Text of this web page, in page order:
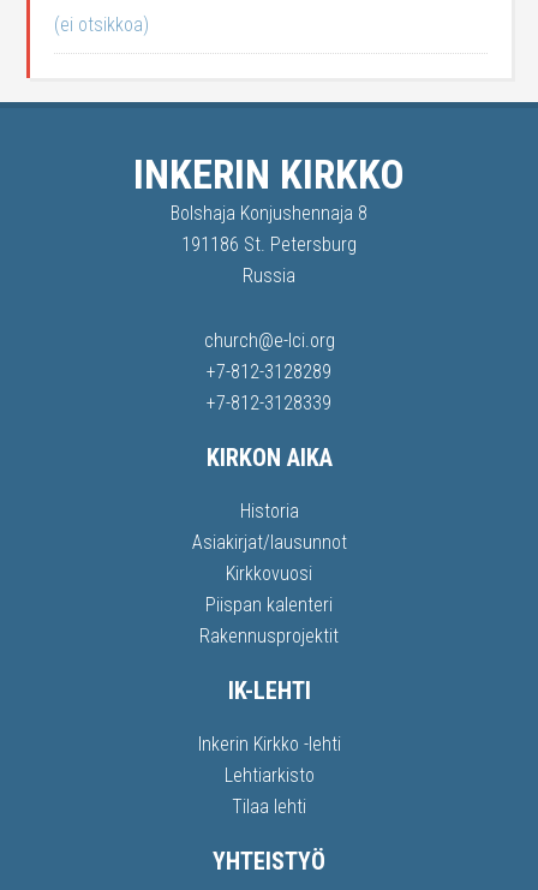
(ei otsikkoa)
INKERIN KIRKKO
Bolshaja Konjushennaja 8
191186 St. Petersburg
Russia
church@e-lci.org
+7-812-3128289
+7-812-3128339
KIRKON AIKA
Historia
Asiakirjat/lausunnot
Kirkkovuosi
Piispan kalenteri
Rakennusprojektit
IK-LEHTI
Inkerin Kirkko -lehti
Lehtiarkisto
Tilaa lehti
YHTEISTYÖ